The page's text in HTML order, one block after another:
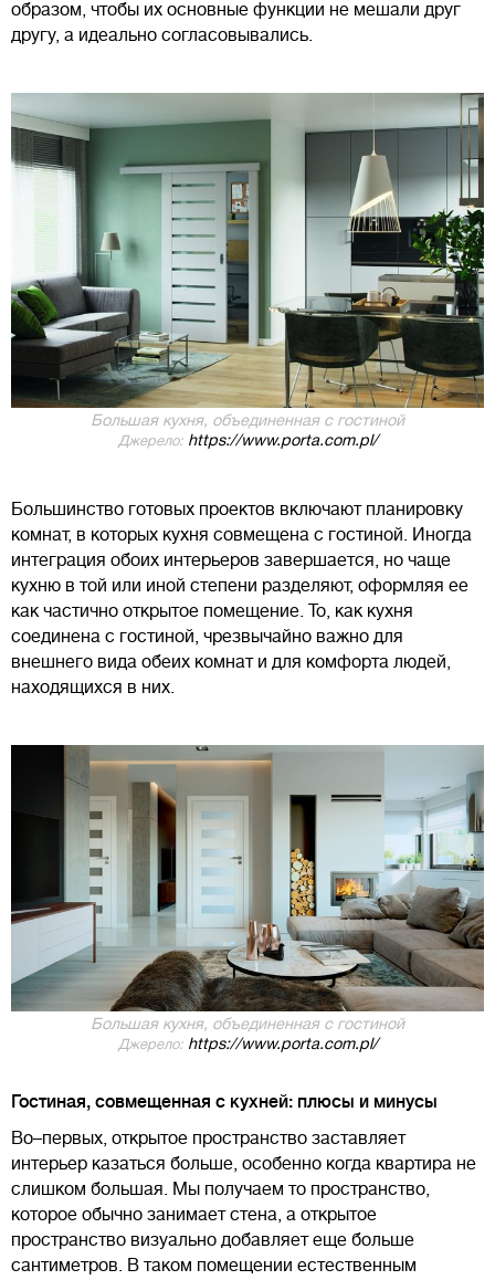
образом, чтобы их основные функции не мешали друг
другу, а идеально согласовывались.
Большая кухня, объединенная с гостиной
Джерело:https://www.porta.com.pl/
Большинство готовых проектов включают планировку
комнат, в которых кухня совмещена с гостиной. Иногда
интеграция обоих интерьеров завершается, но чаще
кухню в той или иной степени разделяют, оформляя ее
как частично открытое помещение. То, как кухня
соединена с гостиной, чрезвычайно важно для
внешнего вида обеих комнат и для комфорта людей,
находящихся в них.
Большая кухня, объединенная с гостиной
Джерело:https://www.porta.com.pl/
Гостиная, совмещенная с кухней: плюсы и минусы
Во–первых, открытое пространство заставляет
интерьер казаться больше, особенно когда квартира не
слишком большая. Мы получаем то пространство,
которое обычно занимает стена, а открытое
пространство визуально добавляет еще больше
сантиметров. В таком помещении естественным